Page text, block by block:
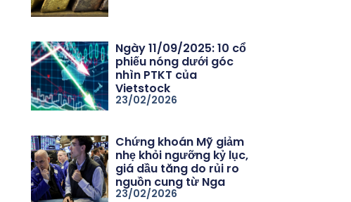
Ngày 11/09/2025: 10 cổ
phiếu nóng dưới góc
nhìn PTKT của
Vietstock
23/02/2026
Chứng khoán Mỹ giảm
nhẹ khỏi ngưỡng kỷ lục,
giá dầu tăng do rủi ro
nguồn cung từ Nga
23/02/2026